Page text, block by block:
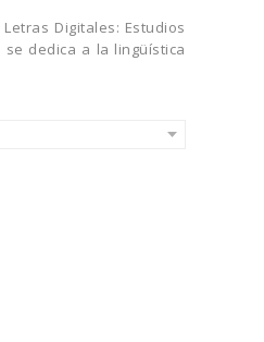
Digitales: Estudios
dedica a la lingüística